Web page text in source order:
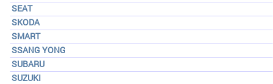
SEAT
SKODA
SMART
SSANG YONG
SUBARU
SUZUKI